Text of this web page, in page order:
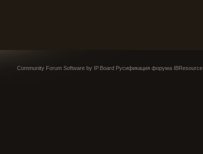
Community Forum Software by IP.Board Русификация форума IBResource